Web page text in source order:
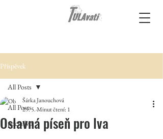
Příspěvek
All Posts
pocta lvu
All Posts
Oslavná píseň pro lva
Šárka Janouchová
29. 5.Minut čtení: 1